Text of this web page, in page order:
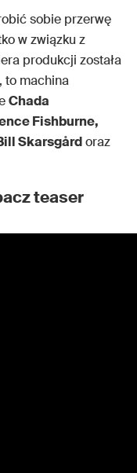
sobie przerwę
w związku z
produkcji została
to machina
Chada
Fishburne,
Skarsgårdoraz
teaser